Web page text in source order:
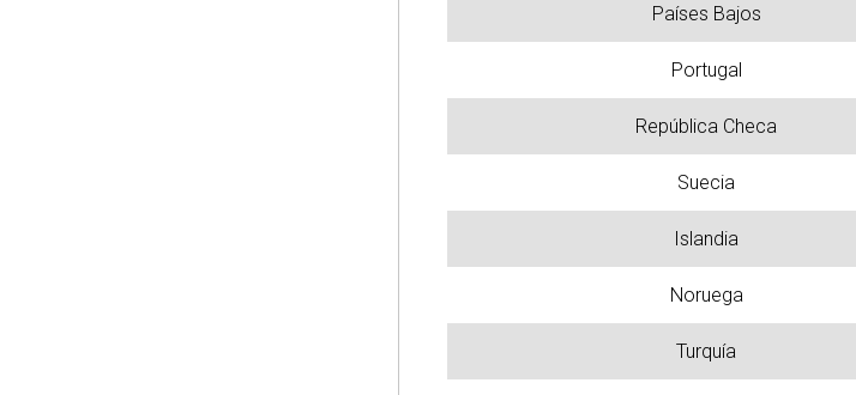
Países Bajos
Portugal
República Checa
Suecia
Islandia
Noruega
Turquía